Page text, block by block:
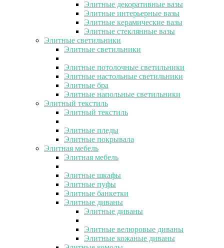
Элитные декоративные вазы
Элитные интерьерные вазы
Элитные керамические вазы
Элитные стеклянные вазы
Элитные светильники
Элитные светильники
Элитные потолочные светильники
Элитные настольные светильники
Элитные бра
Элитные напольные светильники
Элитный текстиль
Элитный текстиль
Элитные пледы
Элитные покрывала
Элитная мебель
Элитная мебель
Элитные шкафы
Элитные пуфы
Элитные банкетки
Элитные диваны
Элитные диваны
Элитные велюровые диваны
Элитные кожаные диваны